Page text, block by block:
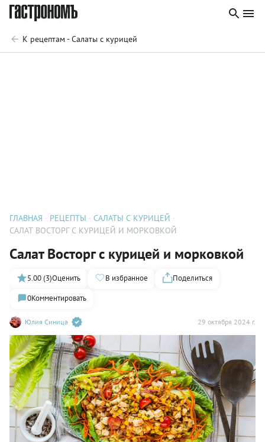
К рецептам - Салаты с курицей
ГЛАВНАЯ РЕЦЕПТЫ
САЛАТЫ С КУРИЦЕЙ
САЛАТ ВОСТОРГ С КУРИЦЕЙ И МОРКОВКОЙ
Салат Восторг с курицей и морковкой
Юлия Синица 29 октября 2024 г.
5.00 (3)Оценить В избранное
Поделиться
0Комментировать